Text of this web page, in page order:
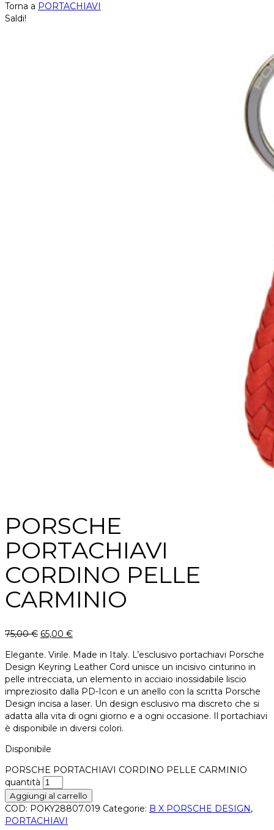
Torna a PORTACHIAVI
Saldi!
PORSCHE
PORTACHIAVI
CORDINO PELLE
CARMINIO
75,00€ 65,00 €
Elegante. Virile. Made in Italy. L’esclusivo portachiavi Porsche
Design Keyring Leather Cord unisce un incisivo cinturino in
pelle intrecciata, un elemento in acciaio inossidabile liscio
impreziosito dalla PD-Icon e un anello con la scritta Porsche
Design incisa a laser. Un design esclusivo ma discreto che si
adatta alla vita di ogni giorno e a ogni occasione. Il portachiavi
è disponibile in diversi colori.
Disponibile
PORSCHE PORTACHIAVI CORDINO PELLE CARMINIO
quantità
Aggiungi al carrello
COD: POKY28807.019 Categorie: B X PORSCHE DESIGN,
PORTACHIAVI